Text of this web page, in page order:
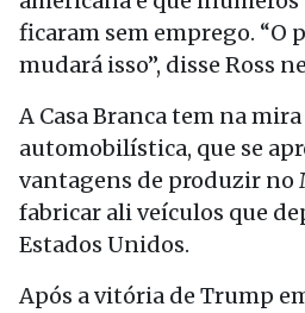
ficaram sem emprego. “O
mudará isso”, disse Ross
A Casa Branca tem na
automobilística, que se
vantagens de produzir no
fabricar ali veículos que
Estados Unidos.
Após a vitória de Trump